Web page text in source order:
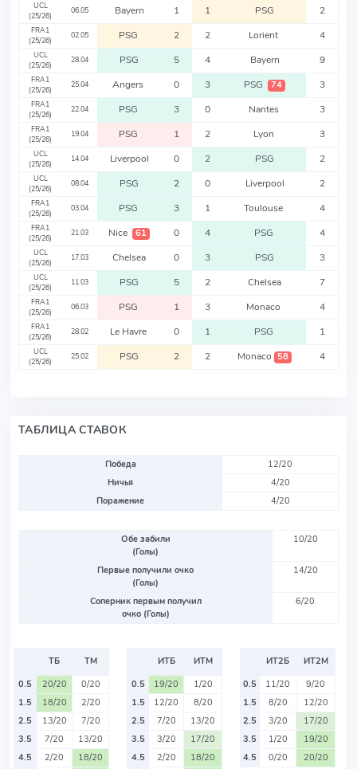
UCL
(25/26)
06.05 Bayern 1 1 PSG 2
FRA1
(25/26)
02.05 PSG 2 2 Lorient 4
UCL
(25/26)
28.04 PSG 5 4 Bayern 9
FRA1
(25/26)
25.04 Angers 0 3 PSG 74 3
FRA1
(25/26)
22.04 PSG 3 0 Nantes 3
FRA1
(25/26)
19.04 PSG 1 2 Lyon 3
UCL
(25/26)
14.04 Liverpool 0 2 PSG 2
UCL
(25/26)
08.04 PSG 2 0 Liverpool 2
FRA1
(25/26)
03.04 PSG 3 1 Toulouse 4
FRA1
(25/26)
21.03 Nice 61 0 4 PSG 4
UCL
(25/26)
17.03 Chelsea 0 3 PSG 3
UCL
(25/26)
11.03 PSG 5 2 Chelsea 7
FRA1
(25/26)
06.03 PSG 1 3 Monaco 4
FRA1
(25/26)
28.02 Le Havre 0 1 PSG 1
UCL
(25/26)
25.02 PSG 2 2 Monaco 58 4
ТАБЛИЦА СТАВОК
Победа
12/20
Ничья
4/20
Поражение
4/20
Обе забили
(Голы)
10/20
Первые получили очко
(Голы)
14/20
Соперник первым получил
очко (Голы)
6/20
ТБ
ТМ
0.5
20/20
0/20
1.5
18/20
2/20
2.5
13/20
7/20
3.5
7/20
13/20
4.5
2/20
18/20
ИТБ
ИТМ
0.5
19/20
1/20
1.5
12/20
8/20
2.5
7/20
13/20
3.5
3/20
17/20
4.5
2/20
18/20
ИТ2Б
ИТ2М
0.5
11/20
9/20
1.5
8/20
12/20
2.5
3/20
17/20
3.5
1/20
19/20
4.5
0/20 20/20